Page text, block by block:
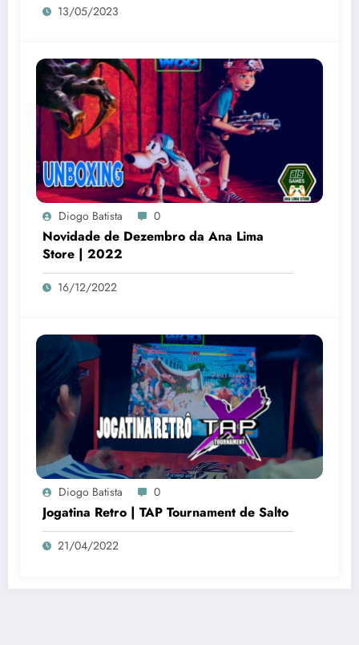
13/05/2023
Diogo Batista 0
Novidade de Dezembro da Ana Lima
Store | 2022
16/12/2022
Diogo Batista 0
Jogatina Retro | TAP Tournament de Salto
21/04/2022